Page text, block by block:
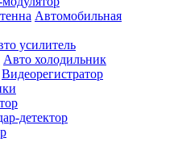
Автомобильная
усилитель
Авто холодильник
Видеорегистратор
детектор